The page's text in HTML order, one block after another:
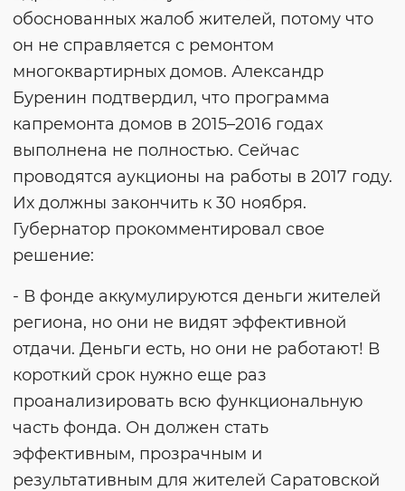
обоснованных жалоб жителей, потому что
он не справляется с ремонтом
многоквартирных домов. Александр
Буренин подтвердил, что программа
капремонта домов в 2015–2016 годах
выполнена не полностью. Сейчас
проводятся аукционы на работы в 2017 году.
Их должны закончить к 30 ноября.
Губернатор прокомментировал свое
решение:
- В фонде аккумулируются деньги жителей
региона, но они не видят эффективной
отдачи. Деньги есть, но они не работают! В
короткий срок нужно еще раз
проанализировать всю функциональную
часть фонда. Он должен стать
эффективным, прозрачным и
результативным для жителей Саратовской